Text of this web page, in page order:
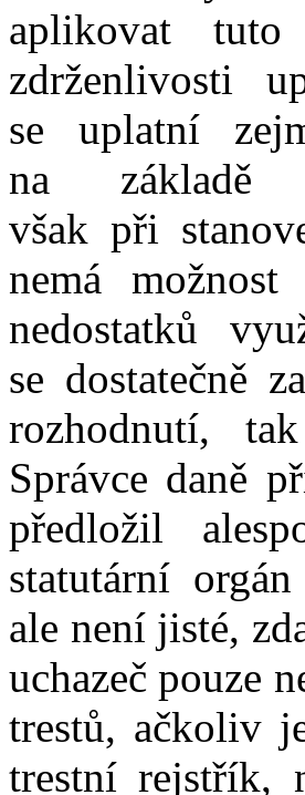
aplikovat tuto
zdrženlivosti
se
uplatní
na
však při
nemá
nedostatků
se dostatečně
rozhodnutí, tak
Správce daně
předložil
statutární
ale není jisté,
uchazeč pouze
trestů, ačkoliv
trestní rejstřík,